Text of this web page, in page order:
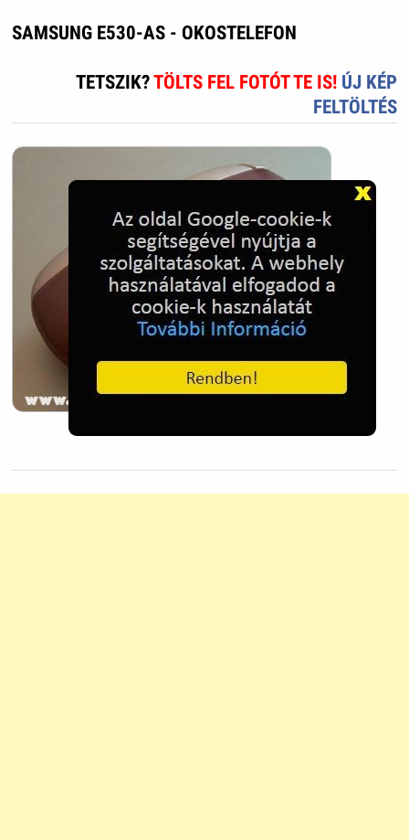
SAMSUNG E530-AS - OKOSTELEFON
TETSZIK?TÖLTS FEL FOTÓT TE IS! ÚJ KÉP
FELTÖLTÉS